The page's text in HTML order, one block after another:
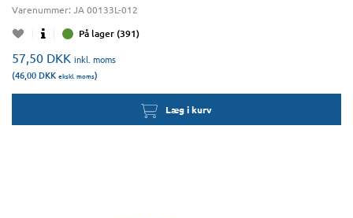
Varenummer: JA 00133L-012
På lager (391)
57,50 DKK inkl. moms
(46,00 DKK ekskl. moms)
Læg i kurv